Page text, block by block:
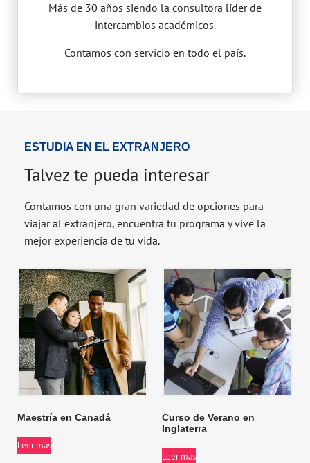
Más de 30 años siendo la consultora líder de
intercambios académicos.
Contamos con servicio en todo el país.
ESTUDIA EN EL EXTRANJERO
Talvez te pueda interesar
Contamos con una gran variedad de opciones para
viajar al extranjero, encuentra tu programa y vive la
mejor experiencia de tu vida.
Maestría en Canadá
Leer más
Curso de Verano en
Inglaterra
Leer más